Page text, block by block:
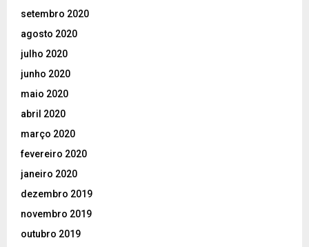
setembro 2020
agosto 2020
julho 2020
junho 2020
maio 2020
abril 2020
março 2020
fevereiro 2020
janeiro 2020
dezembro 2019
novembro 2019
outubro 2019